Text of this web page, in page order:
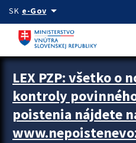
Preskocit na hlavný obsah
SK e-Govarrow_drop_down
Zastavit automatický posun upútavok
LEX PZP: všetko o
kontroly
poistenia nájdete